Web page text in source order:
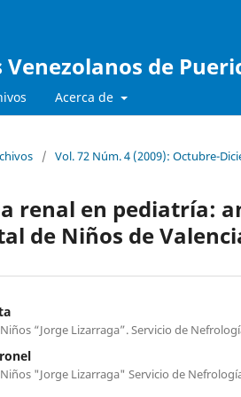
Venezolanos de
Acerca de
/ Vol. 72 Núm. 4 (2009): Octubre-
renal en pediatría:
de Niños de
“Jorge Lizarraga”. Servicio de
"Jorge Lizarraga" Servicio de